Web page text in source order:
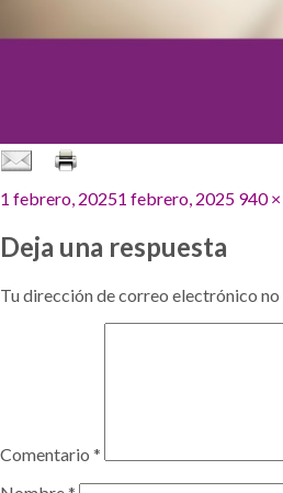
Publicado
1 febrero, 20251 febrero, 2025 940
Deja una respuesta
Tu dirección de correo electrónico
Comentario *